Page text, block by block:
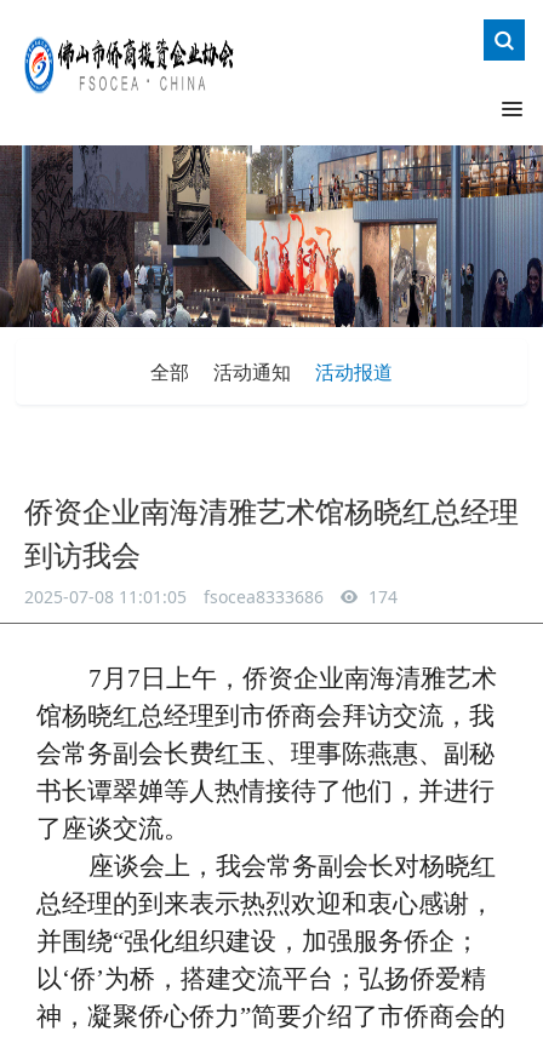
全部 活动通知 活动报道
侨资企业南海清雅艺术馆杨晓红总经理
到访我会
2025-07-08 11:01:05 fsocea8333686 174
7月7日上午，侨资企业南海清雅艺术
馆杨晓红总经理到市侨商会拜访交流，我
会常务副会长费红玉、理事陈燕惠、副秘
书长谭翠婵等人热情接待了他们，并进行
了座谈交流。
座谈会上，我会常务副会长对杨晓红
总经理的到来表示热烈欢迎和衷心感谢，
并围绕“强化组织建设，加强服务侨企；
以‘侨’为桥，搭建交流平台；弘扬侨爱精
神，凝聚侨心侨力”简要介绍了市侨商会的